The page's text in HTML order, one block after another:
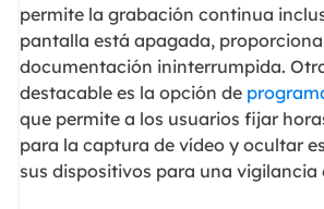
permite la grabación continua
pantalla está apagada,
documentación ininterrumpida.
destacable es la opción de
que permite a los usuarios fijar
para la captura de vídeo y ocultar
sus dispositivos para una vigilancia